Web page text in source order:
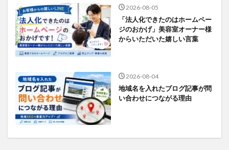
2026-08-05
「法人化できたのはホームペー
ジのおかげ」美容室オーナー様
からいただいた嬉しい言葉
2026-08-04
地域名を入れたブログ記事が問
い合わせにつながる理由